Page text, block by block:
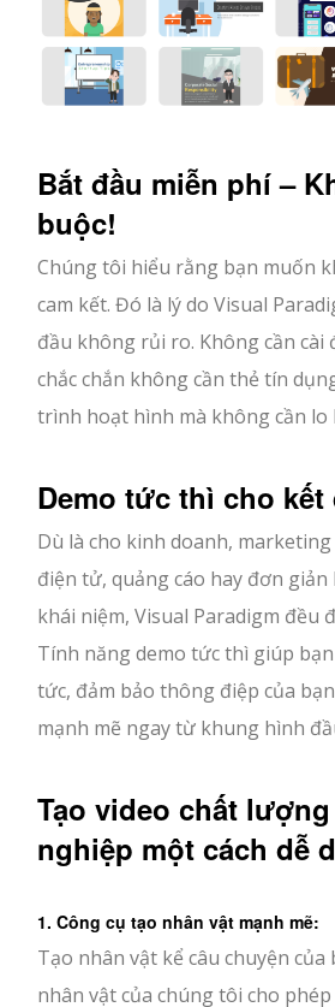
Bắt đầu miễn phí –
buộc!
Chúng tôi hiểu rằng bạn muốn
cam kết. Đó là lý do Visual
đầu không rủi ro. Không cần cài
chắc chắn không cần thẻ tín
trình hoạt hình mà không cần lo
Demo tức thì cho
Dù là cho kinh doanh,
điện tử, quảng cáo hay đơn
khái niệm, Visual Paradigm đều
Tính năng demo tức thì giúp
tức, đảm bảo thông điệp của
mạnh mẽ ngay từ khung hình
Tạo video chất
nghiệp một cách dễ
1. Công cụ tạo nhân vật mạnh mẽ:
Tạo nhân vật kể câu chuyện của
nhân vật của chúng tôi cho